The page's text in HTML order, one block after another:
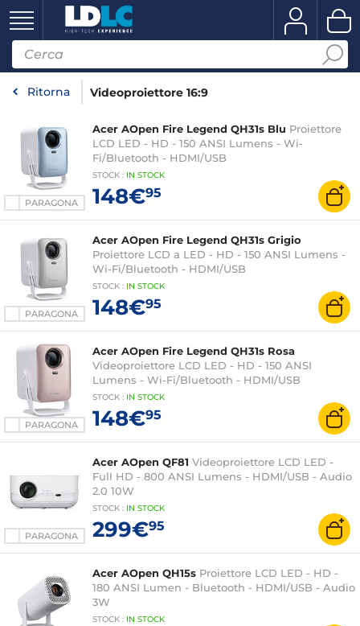
Ritorna Videoproiettore 16:9
PARAGONA
Acer AOpen Fire Legend QH31s Blu Proiettore
LCD LED - HD - 150 ANSI Lumens - Wi-
Fi/Bluetooth - HDMI/USB
STOCK : IN STOCK
148€95
PARAGONA
Acer AOpen Fire Legend QH31s Grigio
Proiettore LCD a LED - HD - 150 ANSI Lumens -
Wi-Fi/Bluetooth - HDMI/USB
STOCK : IN STOCK
148€95
PARAGONA
Acer AOpen Fire Legend QH31s Rosa
Videoproiettore LCD LED - HD - 150 ANSI
Lumens - Wi-Fi/Bluetooth - HDMI/USB
STOCK : IN STOCK
148€95
PARAGONA
Acer AOpen QF81 Videoproiettore LCD LED -
Full HD - 800 ANSI Lumens - HDMI/USB - Audio
2.0 10W
STOCK : IN STOCK
299€95
Acer AOpen QH15s Proiettore LCD LED - HD -
180 ANSI Lumen - Bluetooth - HDMI/USB - Audio
3W
STOCK : IN STOCK